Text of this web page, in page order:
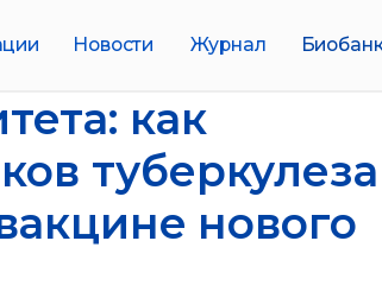
Журнал Контакты
Биобанки
как
туберкулеза
нового